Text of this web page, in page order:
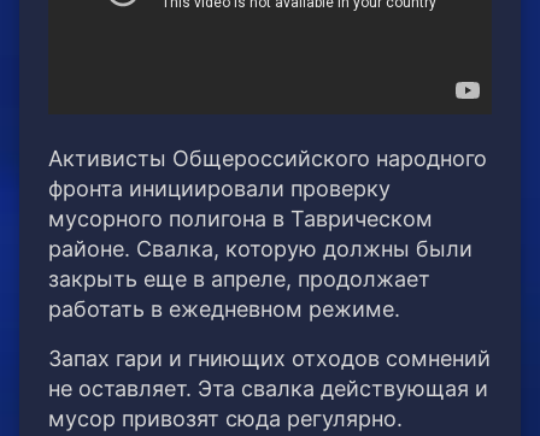
Активисты Общероссийского народного
фронта инициировали проверку
мусорного полигона в Таврическом
районе. Свалка, которую должны были
закрыть еще в апреле, продолжает
работать в ежедневном режиме.
Запах гари и гниющих отходов сомнений
не оставляет. Эта свалка действующая и
мусор привозят сюда регулярно.